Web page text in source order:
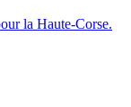
la Haute-Corse.